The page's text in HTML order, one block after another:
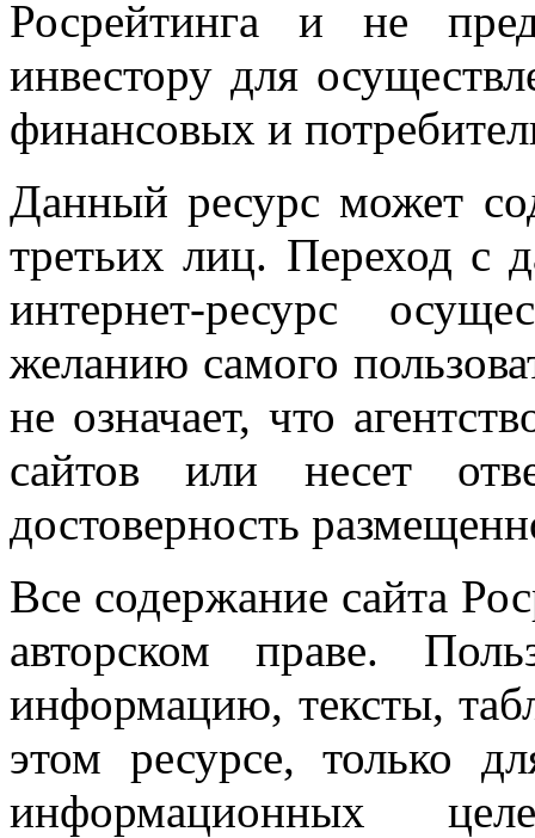
Росрейтинга и не
инвестору для
финансовых и
Данный ресурс может
третьих лиц. Переход с
интернет-ресурс
желанию самого
не означает, что
сайтов или несет
достоверность
Все содержание сайта
авторском праве.
информацию, тексты,
этом ресурсе, только
информационных